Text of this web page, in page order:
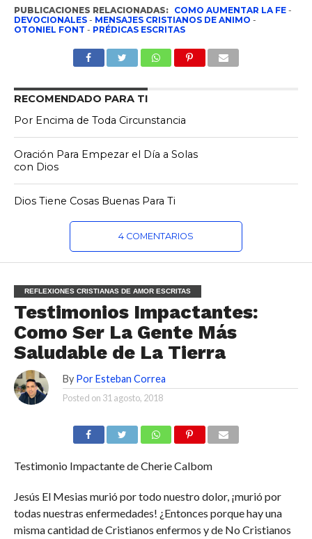
PUBLICACIONES RELACIONADAS: COMO AUMENTAR LA FE-
DEVOCIONALES- MENSAJES CRISTIANOS DE ANIMO -
OTONIEL FONT - PRÉDICAS ESCRITAS
RECOMENDADO PARA TI
Por Encima de Toda Circunstancia
Oración Para Empezar el Día a Solas
con Dios
Dios Tiene Cosas Buenas Para Ti
4 COMENTARIOS
REFLEXIONES CRISTIANAS DE AMOR ESCRITAS
Testimonios Impactantes:
Como Ser La Gente Más
Saludable de La Tierra
By Por Esteban Correa
Posted on 31 agosto, 2018
Testimonio Impactante de Cherie Calbom
Jesús El Mesias murió por todo nuestro dolor, ¡murió por
todas nuestras enfermedades! ¿Entonces porque hay una
misma cantidad de Cristianos enfermos y de No Cristianos